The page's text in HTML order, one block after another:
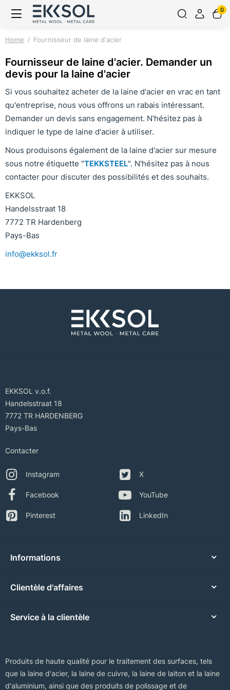
0
Home Fournisseur de laine d'acier
Fournisseur de laine d'acier. Demander un
devis pour la laine d'acier
Si vous souhaitez acheter de la laine d'acier en vrac en tant
qu'entreprise, nous vous offrons un rabais intéressant.
Demander un devis sans engagement. N'hésitez pas à
indiquer le type de laine d'acier à utiliser.
Nous produisons également de la laine d'acier sur mesure
sous notre étiquette "TEKKSTEEL". N'hésitez pas à nous
contacter pour discuter des possibilités et des souhaits.
EKKSOL
Handelsstraat 18
7772 TR Hardenberg
Pays-Bas
info@ekksol.fr
EKKSOL v.o.f.
Handelsstraat 18
7772 TR HARDENBERG
Pays-Bas
Contacter
Instagram
Facebook
Pinterest
X
YouTube
LinkedIn
Informations
Clientèle d'affaires
Service à la clientèle
Produits de haute qualité pour le traitement des surfaces, tels
que la laine d'acier, la laine de cuivre, la laine de laiton et la laine
d'aluminium, ainsi que des produits de polissage et de